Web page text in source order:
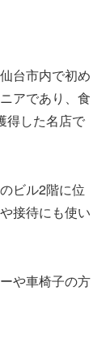
台市内で初め
アであり、食
得した名店で
ビル2階に位
接待にも使い
や車椅子の方